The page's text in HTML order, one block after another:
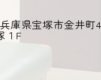
庫県宝塚市金井町
１F